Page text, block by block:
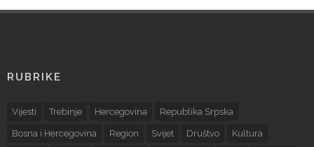
RUBRIKE
Vijesti Trebinje Hercegovina Republika Srpska
Bosna i Hercegovina Region Svijet Društvo Kultura